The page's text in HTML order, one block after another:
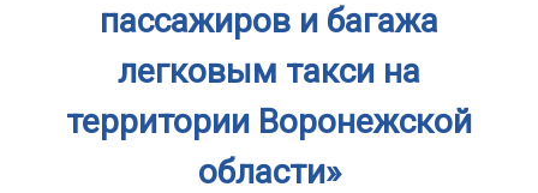
пассажиров и багажа
легковым такси на
территории Воронежской
области»